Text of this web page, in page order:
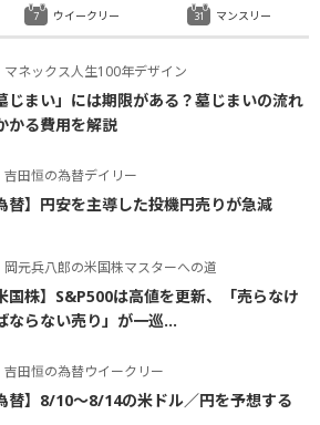
マネックス人生100年デザイン
じまい」には期限がある？墓じまいの流れ
かる費用を解説
吉田恒の為替デイリー
替】円安を主導した投機円売りが急減
岡元兵八郎の米国株マスターへの道
国株】S&P500は高値を更新、「売らなけ
ならない売り」が一巡...
吉田恒の為替ウイークリー
替】8/10～8/14の米ドル／円を予想する
ウイークリー マンスリー